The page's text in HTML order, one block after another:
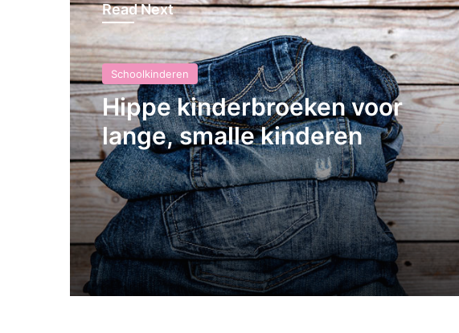
Read Next
Schoolkinderen
Hippe kinderbroeken voor
lange, smalle kinderen